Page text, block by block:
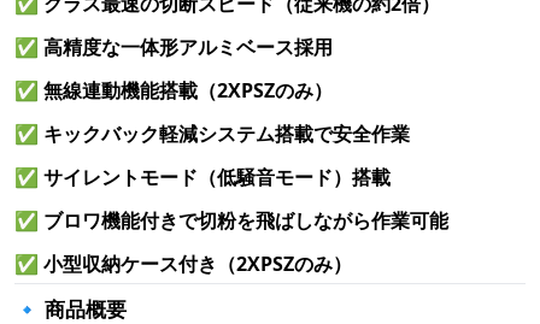
✅ 高精度な一体形アルミベース採用
✅ 無線連動機能搭載（2XPSZのみ）
✅ キックバック軽減システム搭載で安全作業
✅ サイレントモード（低騒音モード）搭載
✅ ブロワ機能付きで切粉を飛ばしながら作業可能
✅ 小型収納ケース付き（2XPSZのみ）
🔹 商品概要